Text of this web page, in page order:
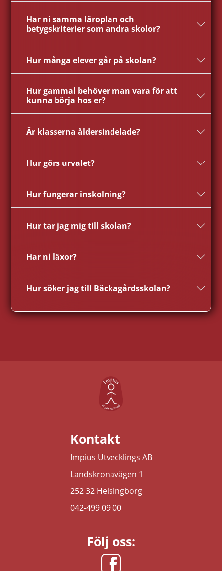
Har ni samma läroplan och
betygskriterier som andra skolor?
Hur många elever går på skolan?
Hur gammal behöver man vara för att
kunna börja hos er?
Är klasserna åldersindelade?
Hur görs urvalet?
Hur fungerar inskolning?
Hur tar jag mig till skolan?
Har ni läxor?
Hur söker jag till Bäckagårdsskolan?
Kontakt
Impius Utvecklings AB
Landskronavägen 1
252 32 Helsingborg
042-499 09 00
Följ oss: